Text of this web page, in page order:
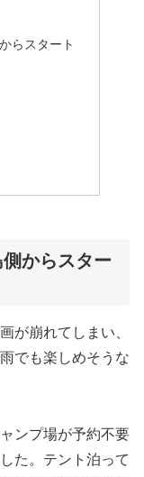
らスタート
からスター
が崩れてしまい、
でも楽しめそうな
ンプ場が予約不要
た。テント泊って